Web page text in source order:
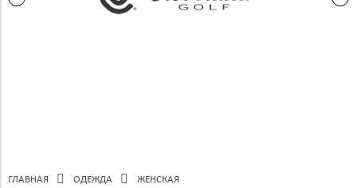
ГЛАВНАЯ ОДЕЖДА
ЖЕНСКАЯ